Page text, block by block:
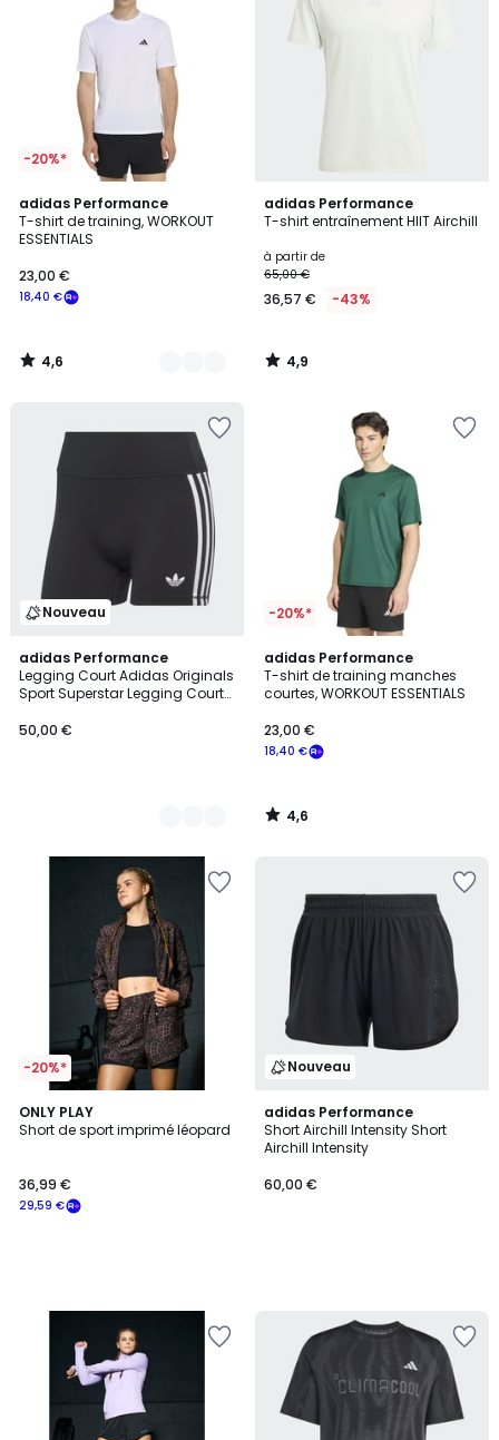
-20%*
adidas Performance
T-shirt de training, WORKOUT
ESSENTIALS
18,40 €
23,00 €
4,6
/ 5
3
Couleurs
4,6
/
adidas Performance
T-shirt entraînement HIIT Airchill
à partir de
65,00 €
36,57 € -43%
4,9
/ 5
4,9
/
Nouveau
adidas Performance
Legging Court Adidas Originals
Sport Superstar Legging Court
Superstar
50,00 €
3
Couleurs
-20%*
adidas Performance
T-shirt de training manches
courtes, WORKOUT ESSENTIALS
18,40 €
23,00 €
4,6
/ 5
4,6
/
-20%*
ONLY PLAY
Short de sport imprimé léopard
29,59 €
36,99 €
Nouveau
adidas Performance
Short Airchill Intensity Short
Airchill Intensity
60,00 €